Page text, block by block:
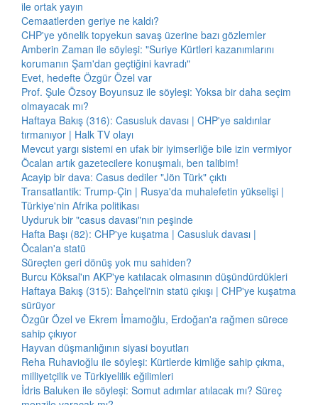
ile ortak yayın
Cemaatlerden geriye ne kaldı?
CHP'ye yönelik topyekun savaş üzerine bazı gözlemler
Amberin Zaman ile söyleşi: "Suriye Kürtleri kazanımlarını
korumanın Şam'dan geçtiğini kavradı"
Evet, hedefte Özgür Özel var
Prof. Şule Özsoy Boyunsuz ile söyleşi: Yoksa bir daha seçim
olmayacak mı?
Haftaya Bakış (316): Casusluk davası | CHP'ye saldırılar
tırmanıyor | Halk TV olayı
Mevcut yargı sistemi en ufak bir iyimserliğe bile izin vermiyor
Öcalan artık gazetecilere konuşmalı, ben talibim!
Acayip bir dava: Casus dediler "Jön Türk" çıktı
Transatlantik: Trump-Çin | Rusya'da muhalefetin yükselişi |
Türkiye'nin Afrika politikası
Uyduruk bir "casus davası"nın peşinde
Hafta Başı (82): CHP'ye kuşatma | Casusluk davası |
Öcalan'a statü
Süreçten geri dönüş yok mu sahiden?
Burcu Köksal'ın AKP'ye katılacak olmasının düşündürdükleri
Haftaya Bakış (315): Bahçeli'nin statü çıkışı | CHP'ye kuşatma
sürüyor
Özgür Özel ve Ekrem İmamoğlu, Erdoğan'a rağmen sürece
sahip çıkıyor
Hayvan düşmanlığının siyasi boyutları
Reha Ruhavioğlu ile söyleşi: Kürtlerde kimliğe sahip çıkma,
milliyetçilik ve Türkiyelilik eğilimleri
İdris Baluken ile söyleşi: Somut adımlar atılacak mı? Süreç